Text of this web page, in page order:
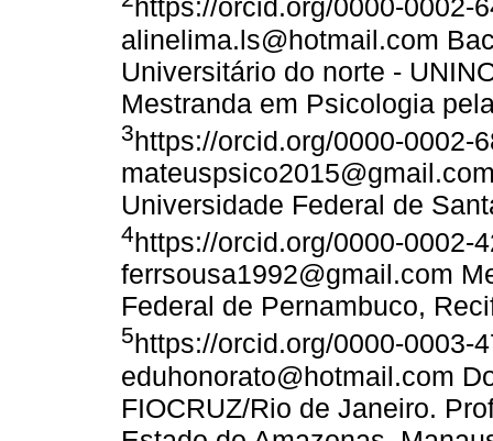
https://orcid.org/0000-0002-
alinelima.ls@hotmail.com
Universitário do norte -
Mestranda em Psicologia
3https://orcid.org/0000-0002-
Universidade Federal de
4https://orcid.org/0000-0002-
ferrsousa1992@gmail.com
Federal de Pernambuco,
5https://orcid.org/0000-0003-
eduhonorato@hotmail.com
FIOCRUZ/Rio de Janeiro.